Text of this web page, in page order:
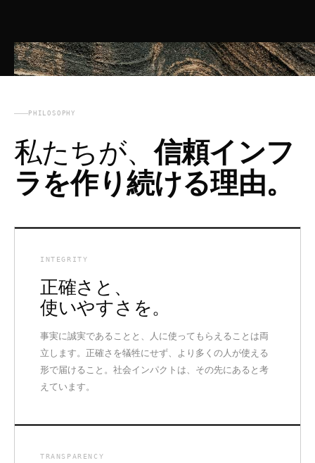
PHILOSOPHY
私たちが、信頼インフ
ラを作り続ける理由。
INTEGRITY
正確さと、
使いやすさを。
事実に誠実であることと、人に使ってもらえることは両
立します。正確さを犠牲にせず、より多くの人が使える
形で届けること。社会インパクトは、その先にあると考
えています。
TRANSPARENCY